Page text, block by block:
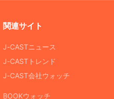
関連サイト
J-CASTニュース
J-CASTトレンド
J-CAST会社ウォッチ
BOOKウォッチ